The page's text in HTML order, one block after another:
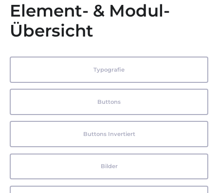
Element- & Modul-
Übersicht
Typografie
Buttons
Buttons Invertiert
Bilder